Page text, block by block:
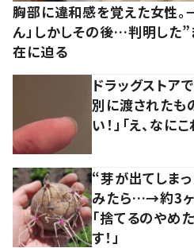
胸部に違和感を覚えた女性
ん」しかしその後…判明した
在に迫る
ドラッグスト
別に渡された
い！」「え、なにこ
“芽が出てしま
みたら…→約3ヶ
「捨てるのやめ
す！」